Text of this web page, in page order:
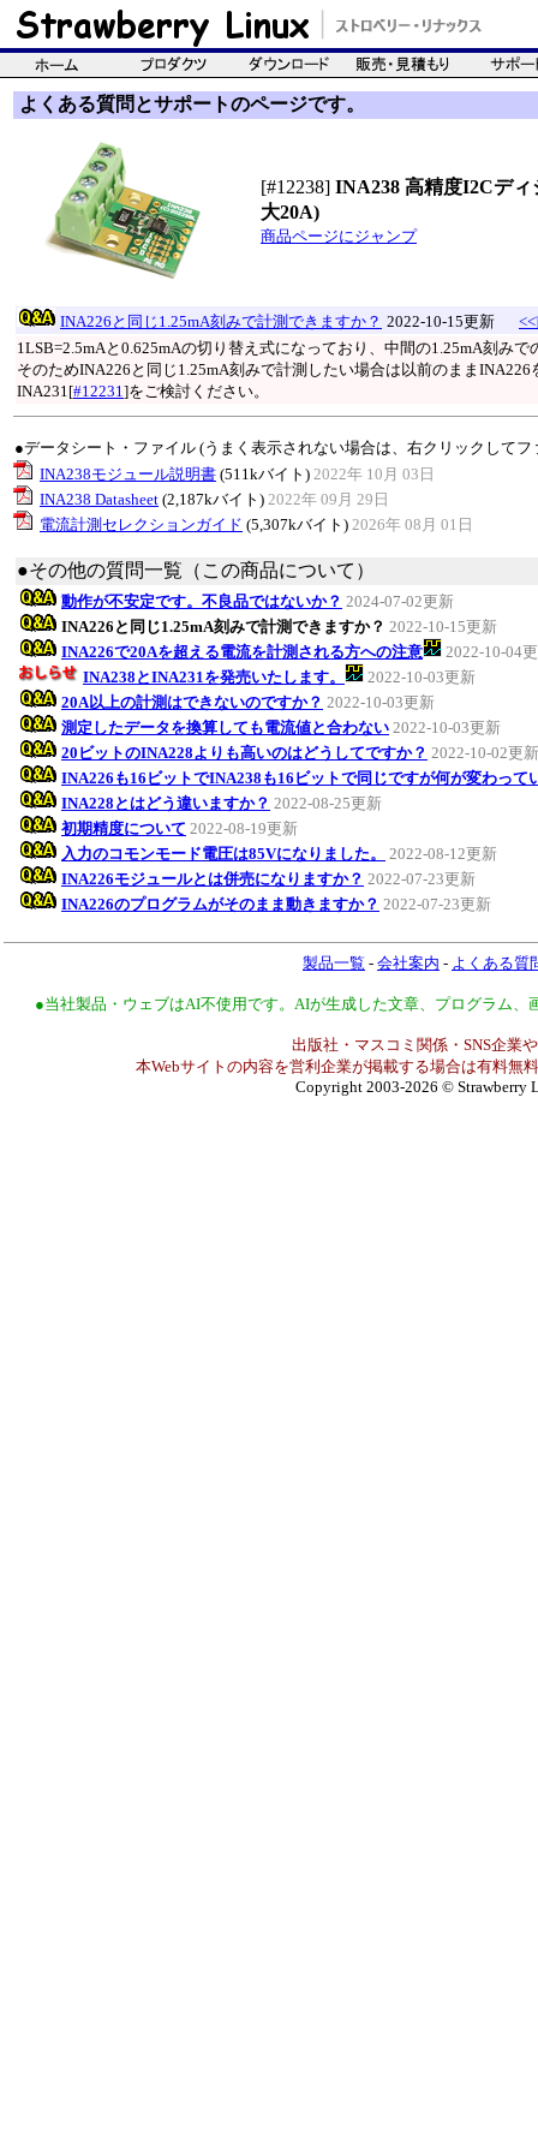
よくある質問とサポートのページです。
[#12238] INA238 高精度I2Cデ
大20A)
商品ページにジャンプ
INA226と同じ1.25mA刻みで計測できますか？ 2022-10-15更新
1LSB=2.5mAと0.625mAの切り替え式になっており、中間の1.25mA刻みで
そのためINA226と同じ1.25mA刻みで計測したい場合は以前のまま
INA231[#12231]をご検討ください。
●データシート・ファイル (うまく表示されない場合は、右クリックして
INA238モジュール説明書 (511kバイト) 2022年 10月 03日
INA238 Datasheet (2,187kバイト) 2022年 09月 29日
電流計測セレクションガイド (5,307kバイト) 2026年 08月 01日
●その他の質問一覧（この商品について）
動作が不安定です。不良品ではないか？ 2024-07-02更新
INA226と同じ1.25mA刻みで計測できますか？ 2022-10-15更新
INA226で20Aを超える電流を計測される方への注意
2022-10-04
INA238とINA231を発売いたします。
2022-10-03更新
20A以上の計測はできないのですか？ 2022-10-03更新
測定したデータを換算しても電流値と合わない 2022-10-03更新
20ビットのINA228よりも高いのはどうしてですか？ 2022-10-02更新
INA226も16ビットでINA238も16ビットで同じですが何が変わって
INA228とはどう違いますか？ 2022-08-25更新
初期精度について 2022-08-19更新
入力のコモンモード電圧は85Vになりました。
2022-08-12更新
INA226モジュールとは併売になりますか？ 2022-07-23更新
INA226のプログラムがそのまま動きますか？ 2022-07-23更新
製品一覧 - 会社案内 - よくある質
●当社製品・ウェブはAI不使用です。AIが生成した文章、プログラム
出版社・マスコミ関係・SNS企業
本Webサイトの内容を営利企業が掲載する場合は有料無
Copyright 2003-2026 © Strawberry